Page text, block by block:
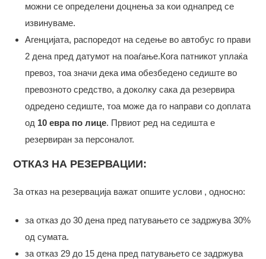
можни се определени доцнења за кои однапред се
извинуваме.
Агенцијата, распоредот на седење во автобус го прави
2 дена пред датумот на поаѓање.Кога патникот уплаќа
превоз, тоа значи дека има обезбедено седиште во
превозното средство, а доколку сака да резервира
одредено седиште, тоа може да го направи со доплата
од 10 евра по лице. Првиот ред на седишта е
резервиран за персоналот.
ОТКАЗ НА РЕЗЕРВАЦИИ:
За отказ на резервација важат опшите услови , односно:
за отказ до 30 дена пред патувањето се задржува 30%
од сумата.
за отказ 29 до 15 дена пред патувањето се задржува